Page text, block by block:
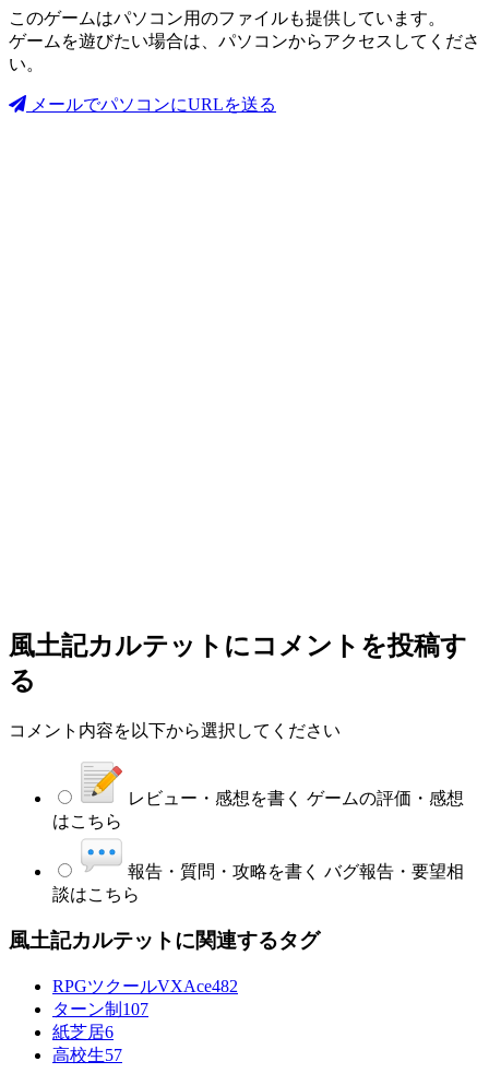
このゲームはパソコン用のファイルも提供しています。
ゲームを遊びたい場合は、パソコンからアクセスしてくださ
い。
メールでパソコンにURLを送る
風土記カルテット にコメントを投稿す
る
コメント内容を以下から選択してください
レビュー・感想を書く ゲームの評価・感想
はこちら
報告・質問・攻略を書く バグ報告・要望相
談はこちら
風土記カルテットに関連するタグ
RPGツクールVXAce482
ターン制 107
紙芝居6
高校生57